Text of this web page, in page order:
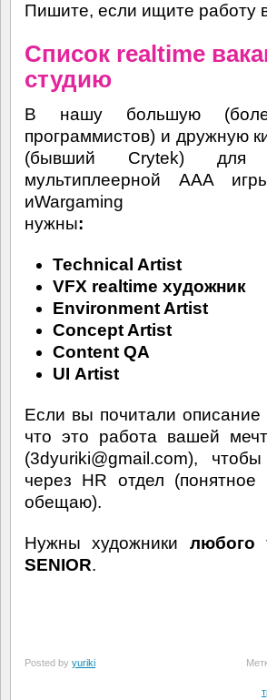
Пишите, если ищите работу
Список realtime
студию
В нашу большую
программистов) и дружную
(бывший Crytek) для
мультиплеерной AAA
иWargaming
нужны:
Technical Artist
VFX realtime художник
Environment Artist
Concept Artist
Content QA
UI Artist
Если вы почитали
что это работа вашей
(3dyuriki@gmail.com),
через HR отдел
обещаю).
Нужны художники любого
SENIOR.
Posted by yuriki